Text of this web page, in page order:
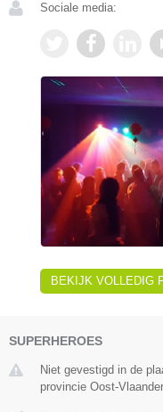
Sociale media:
BEKIJK VOLLEDIG
SUPERHEROES
Niet gevestigd in de
provincie Oost-